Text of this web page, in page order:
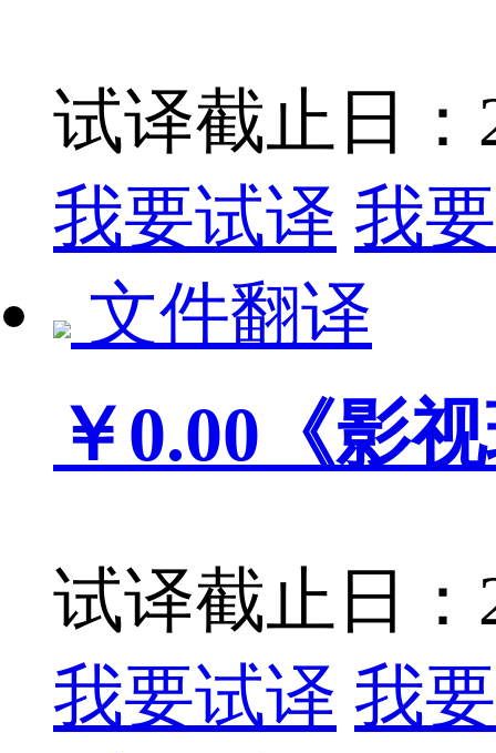
试译截止日：
我要试译 我
文件翻译
￥0.00 《影
试译截止日：
我要试译 我